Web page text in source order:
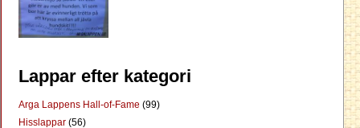
Lappar efter kategori
Arga Lappens Hall-of-Fame (99)
Hisslappar (56)